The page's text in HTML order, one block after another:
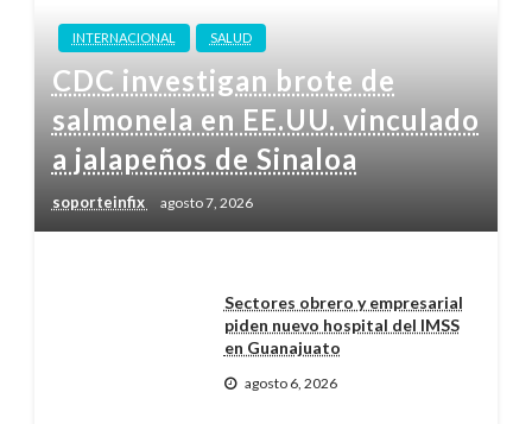
INTERNACIONAL SALUD
CDC investigan brote de
salmonela en EE.UU. vinculado
a jalapeños de Sinaloa
soporteinfix agosto 7, 2026
Sectores obrero y empresarial
piden nuevo hospital del IMSS
en Guanajuato
agosto 6, 2026